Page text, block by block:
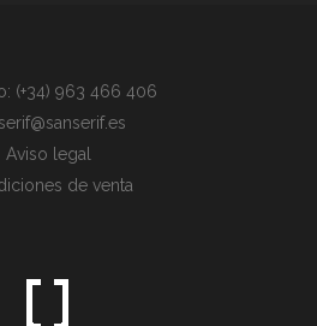
(+34) 963 466 406
Aviso legal
de venta